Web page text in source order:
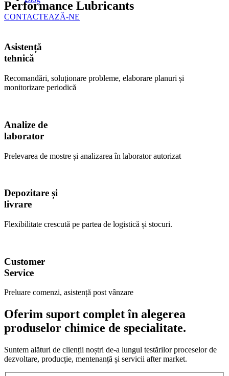
CONTACTEAZĂ-NE
Performance Lubricants
Asistență
tehnică
Recomandări, soluționare probleme, elaborare planuri și
monitorizare periodică
Analize de
laborator
Prelevarea de mostre și analizarea în laborator autorizat
Depozitare și
livrare
Flexibilitate crescută pe partea de logistică și stocuri.
Customer
Service
Preluare comenzi, asistență post vânzare
Oferim suport complet în alegerea
produselor chimice de specialitate.
Suntem alături de clienții noștri de-a lungul testărilor proceselor de
dezvoltare, producție, mentenanță și servicii after market.